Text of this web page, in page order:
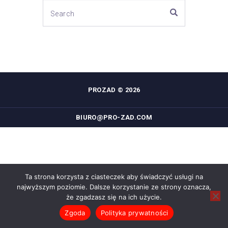
PROZAD © 2026
BIURO@PRO-ZAD.COM
Ta strona korzysta z ciasteczek aby świadczyć usługi na
najwyższym poziomie. Dalsze korzystanie ze strony oznacza,
że zgadzasz się na ich użycie.
Zgoda
Polityka prywatności